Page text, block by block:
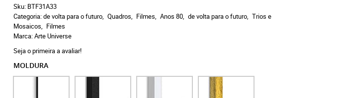
Sku: BTF31A33
Categoria:de volta para o futuro Quadros Filmes Anos 80 de volta para o futuro Trios e
Mosaicos
Filmes
Marca:Arte Universe
Seja o primeira a avaliar!
MOLDURA